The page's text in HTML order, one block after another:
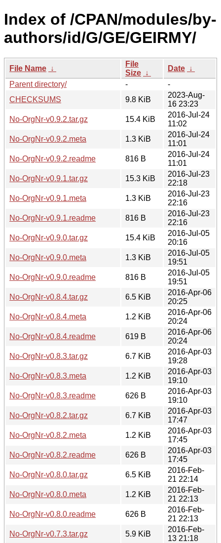
Index of /CPAN/modules/by-
authors/id/G/GE/GEIRMY/
File Name ↓
File
Size ↓
Date ↓
Parent directory/
-
-
CHECKSUMS
9.8 KiB
2023-Aug-
16 23:23
No-OrgNr-v0.9.2.tar.gz
15.4 KiB
2016-Jul-24
11:02
No-OrgNr-v0.9.2.meta
1.3 KiB
2016-Jul-24
11:01
No-OrgNr-v0.9.2.readme
816 B
2016-Jul-24
11:01
No-OrgNr-v0.9.1.tar.gz
15.3 KiB
2016-Jul-23
22:18
No-OrgNr-v0.9.1.meta
1.3 KiB
2016-Jul-23
22:16
No-OrgNr-v0.9.1.readme
816 B
2016-Jul-23
22:16
No-OrgNr-v0.9.0.tar.gz
15.4 KiB
2016-Jul-05
20:16
No-OrgNr-v0.9.0.meta
1.3 KiB
2016-Jul-05
19:51
No-OrgNr-v0.9.0.readme
816 B
2016-Jul-05
19:51
No-OrgNr-v0.8.4.tar.gz
6.5 KiB
2016-Apr-06
20:25
No-OrgNr-v0.8.4.meta
1.2 KiB
2016-Apr-06
20:24
No-OrgNr-v0.8.4.readme
619 B
2016-Apr-06
20:24
No-OrgNr-v0.8.3.tar.gz
6.7 KiB
2016-Apr-03
19:28
No-OrgNr-v0.8.3.meta
1.2 KiB
2016-Apr-03
19:10
No-OrgNr-v0.8.3.readme
626 B
2016-Apr-03
19:10
No-OrgNr-v0.8.2.tar.gz
6.7 KiB
2016-Apr-03
17:47
No-OrgNr-v0.8.2.meta
1.2 KiB
2016-Apr-03
17:45
No-OrgNr-v0.8.2.readme
626 B
2016-Apr-03
17:45
No-OrgNr-v0.8.0.tar.gz
6.5 KiB
2016-Feb-
21 22:14
No-OrgNr-v0.8.0.meta
1.2 KiB
2016-Feb-
21 22:13
No-OrgNr-v0.8.0.readme
626 B
2016-Feb-
21 22:13
No-OrgNr-v0.7.3.tar.gz
5.9 KiB
2016-Feb-
13 21:18